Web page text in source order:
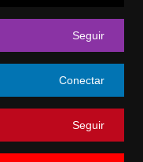
Seguir
Conectar
Seguir